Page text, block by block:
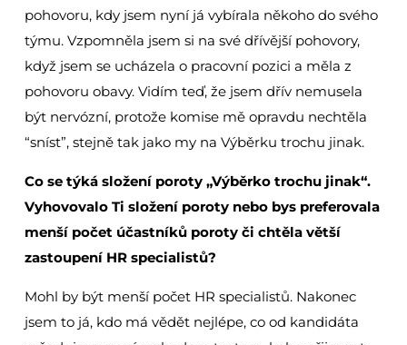
pohovoru, kdy jsem nyní já vybírala někoho do svého
týmu. Vzpomněla jsem si na své dřívější pohovory,
když jsem se ucházela o pracovní pozici a měla z
pohovoru obavy. Vidím teď, že jsem dřív nemusela
být nervózní, protože komise mě opravdu nechtěla
“sníst”, stejně tak jako my na Výběrku trochu jinak.
Co se týká složení poroty „Výběrko trochu jinak“.
Vyhovovalo Ti složení poroty nebo bys preferovala
menší počet účastníků poroty či chtěla větší
zastoupení HR specialistů?
Mohl by být menší počet HR specialistů. Nakonec
jsem to já, kdo má vědět nejlépe, co od kandidáta